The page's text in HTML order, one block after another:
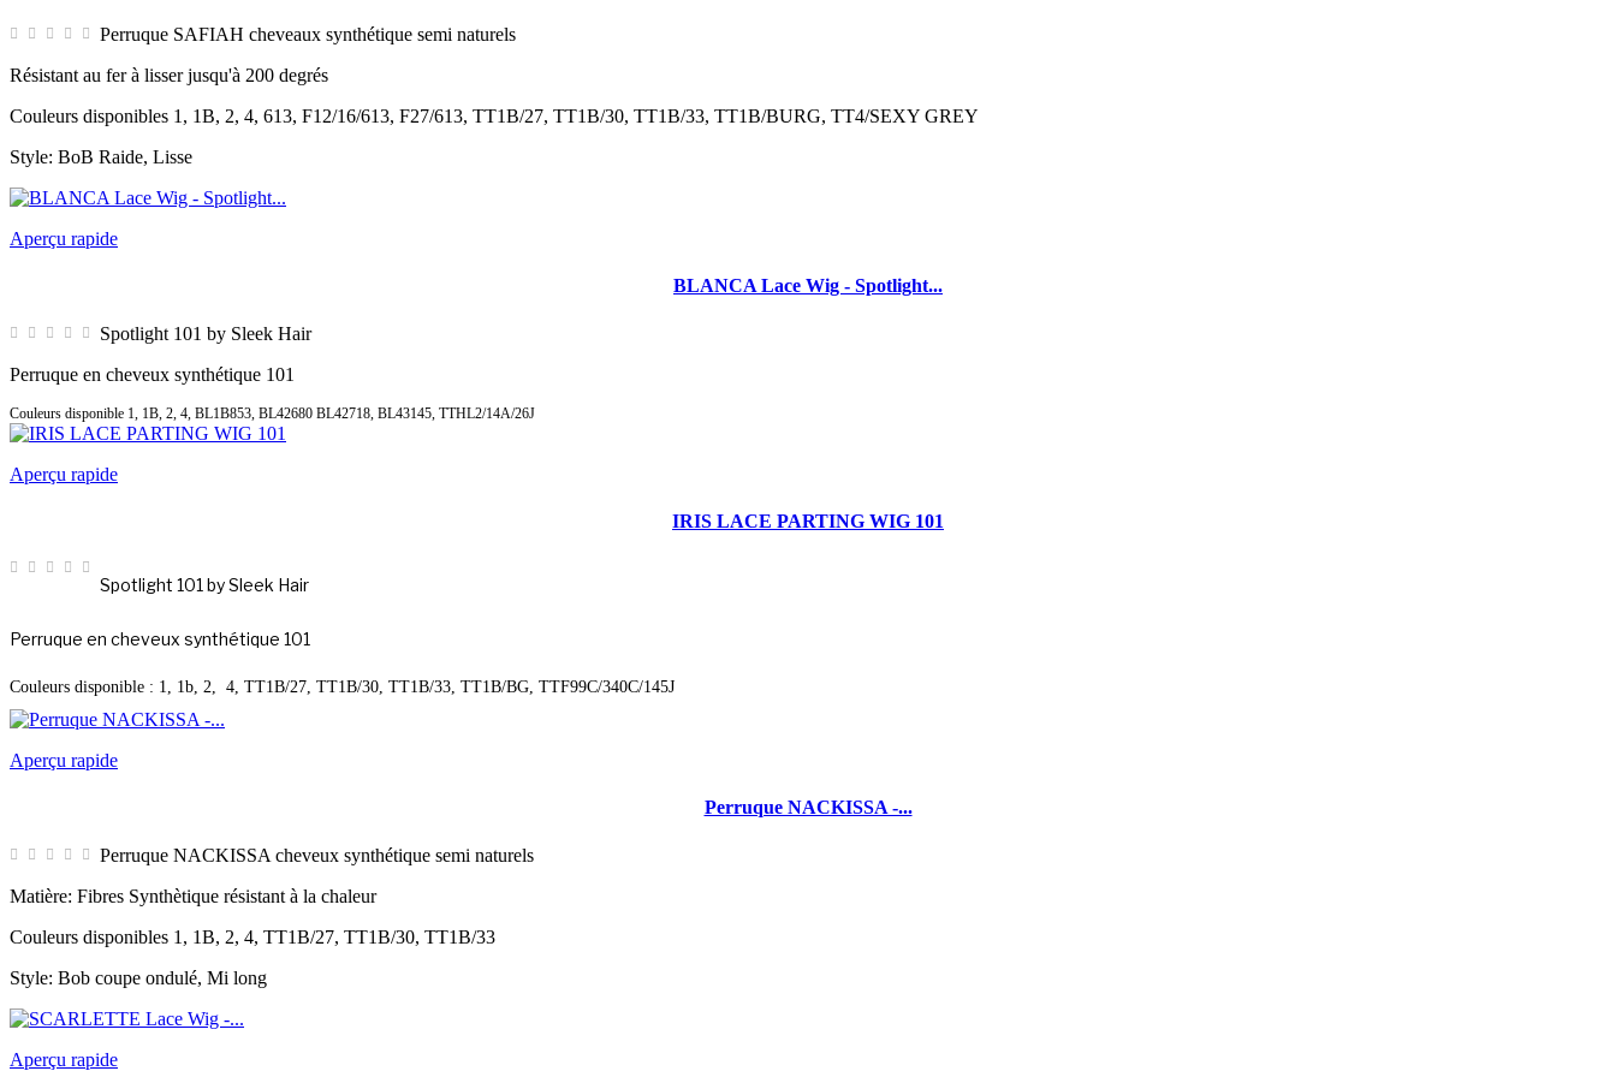
Perruque SAFIAH cheveaux synthétique semi naturels
Résistant au fer à lisser jusqu'à 200 degrés
Couleurs disponibles 1, 1B, 2, 4, 613, F12/16/613, F27/613, TT1B/27, TT1B/30, TT1B/33, TT1B/BURG, TT4/SEXY GREY
Style: BoB Raide, Lisse
Aperçu rapide
BLANCA Lace Wig - Spotlight...
Spotlight 101 by Sleek Hair
Perruque en cheveux synthétique 101
Couleurs disponible 1, 1B, 2, 4, BL1B853, BL42680 BL42718, BL43145, TTHL2/14A/26J
Aperçu rapide
IRIS LACE PARTING WIG 101
Spotlight 101 by Sleek Hair
Perruque en cheveux synthétique 101
Couleurs disponible : 1, 1b, 2, 4, TT1B/27, TT1B/30, TT1B/33, TT1B/BG, TTF99C/340C/145J
Aperçu rapide
Perruque NACKISSA -...
Perruque NACKISSA cheveux synthétique semi naturels
Matière: Fibres Synthètique résistant à la chaleur
Couleurs disponibles 1, 1B, 2, 4, TT1B/27, TT1B/30, TT1B/33
Style: Bob coupe ondulé, Mi long
Aperçu rapide